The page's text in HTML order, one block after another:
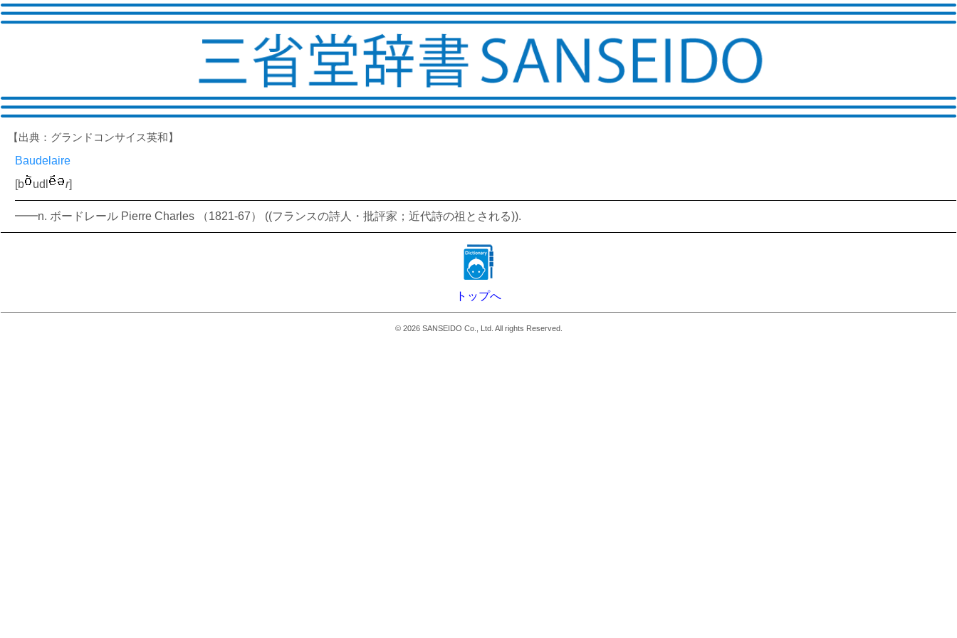
【出典：グランドコンサイス英和】
Baudelaire
[b
udl r]
━━n. ボードレール Pierre Charles （1821-67） ((フランスの詩人・批評家；近代詩の祖とされる)).
トップへ
© 2026SANSEIDO Co., Ltd. All rights Reserved.